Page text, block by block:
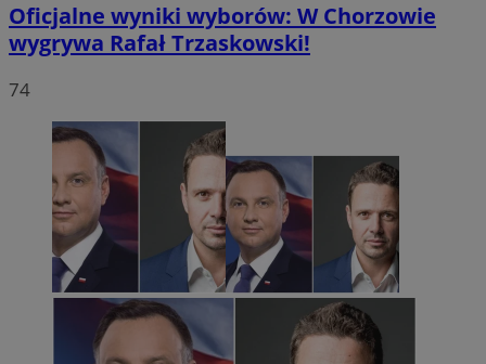
Oficjalne wyniki wyborów: W Chorzowie
wygrywa Rafał Trzaskowski!
74